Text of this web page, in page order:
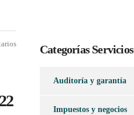
Categorías Servicios
Auditoría y garantía
Impuestos y negocios